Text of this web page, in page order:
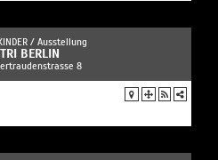
/ Ausstellung
BERLIN
8